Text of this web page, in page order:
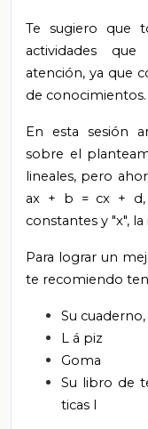
Te sugiero que
actividades
atención, ya que
de conocimientos.
En esta sesión
sobre el
lineales, pero
ax + b = cx + d,
constantes y "x",
Para lograr un
te recomiendo
Su
L á piz
Goma
Su libro de
ticas I